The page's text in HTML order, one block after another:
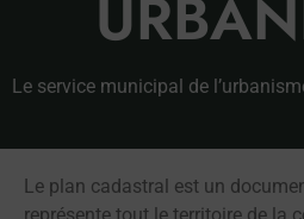
Le service municipal de
Le plan cadastral est un